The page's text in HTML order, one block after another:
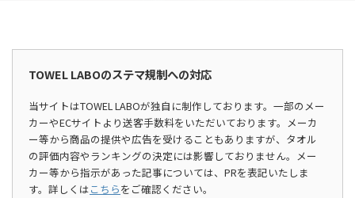
TOWEL LABOのステマ規制への対応
当サイトはTOWEL LABOが独自に制作しております。一部のメー
カーやECサイトより送客手数料をいただいております。メーカ
ー等から商品の提供や広告を受けることもありますが、タオル
の評価内容やランキングの決定には影響しておりません。メー
カー等から指示があった記事については、PRを表記いたしま
す。詳しくはこちらをご確認ください。